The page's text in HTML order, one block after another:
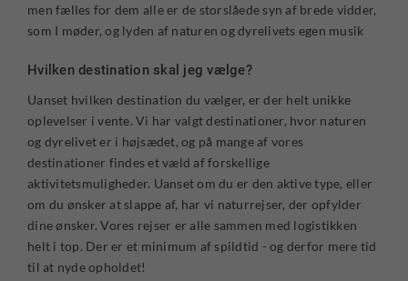
men fælles for dem alle er de storslåede syn af brede vidder,
som I møder, og lyden af naturen og dyrelivets egen musik
Hvilken destination skal jeg vælge?
Uanset hvilken destination du vælger, er der helt unikke
oplevelser i vente. Vi har valgt destinationer, hvor naturen
og dyrelivet er i højsædet, og på mange af vores
destinationer findes et væld af forskellige
aktivitetsmuligheder. Uanset om du er den aktive type, eller
om du ønsker at slappe af, har vi naturrejser, der opfylder
dine ønsker. Vores rejser er alle sammen med logistikken
helt i top. Der er et minimum af spildtid - og derfor mere tid
til at nyde opholdet!